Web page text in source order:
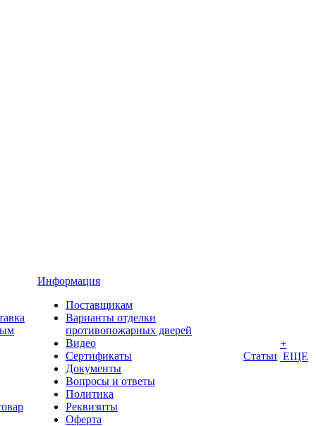
Информация
Поставщикам
Варианты отделки
противопожарных дверей
Видео
Сертификаты
Документы
Вопросы и ответы
Политика
Реквизиты
Оферта
Статьи
+
ЕЩЕ